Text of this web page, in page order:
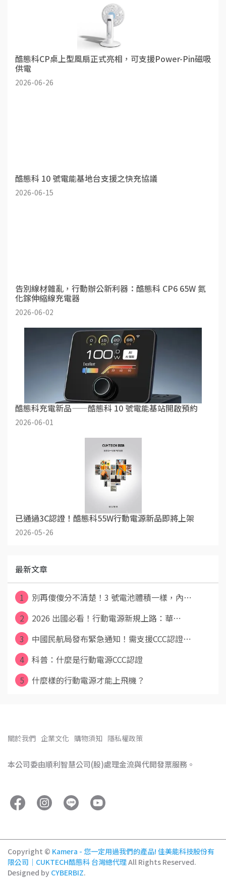
酷態科CP桌上型風扇正式亮相，可支援Power-Pin磁吸
供電
2026-06-26
酷態科 10 號電能基地台支援之快充協議
2026-06-15
告別線材雜亂，行動辦公新利器：酷態科 CP6 65W 氮
化鎵伸縮線充電器
2026-06-02
酷態科充電新品——酷態科 10 號電能基站開啟預約
2026-06-01
已通過3C認證！酷態科55W行動電源新品即將上架
2026-05-26
最新文章
1
別再傻傻分不清楚！3 號電池體積一樣，內⋯
2
2026 出國必看！行動電源新規上路：華⋯
3
中國民航局發布緊急通知！需支援CCC認證⋯
4
科普：什麼是行動電源CCC認證
5
什麼樣的行動電源才能上飛機？
關於我們 企業文化 購物須知 隱私權政策
本公司委由順利智慧公司(股)處理金流與代開發票服務。
Copyright © Kamera - 您一定用過我們的產品! 佳美能科技股份有
限公司｜CUKTECH酷態科 台灣總代理All Rights Reserved.
Designed by CYBERBIZ.